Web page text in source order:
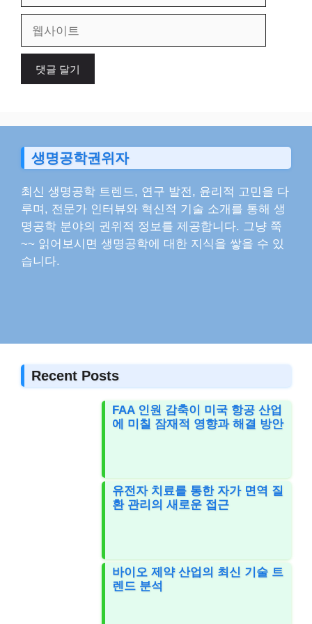
일
이
생명공학권위자
최신 생명공학 트렌드, 연구 발전, 윤리적 고민을 다
루며, 전문가 인터뷰와 혁신적 기술 소개를 통해 생
명공학 분야의 권위적 정보를 제공합니다. 그냥 쭉
~~ 읽어보시면 생명공학에 대한 지식을 쌓을 수 있
습니다.
Recent Posts
FAA 인원 감축이 미국 항공 산업
에 미칠 잠재적 영향과 해결 방안
유전자 치료를 통한 자가 면역 질
환 관리의 새로운 접근
바이오 제약 산업의 최신 기술 트
렌드 분석